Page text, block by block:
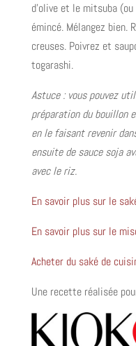
d’olive et le mitsuba
émincé. Mélangez bien.
creuses. Poivrez et
togarashi.
Astuce : vous pouvez
préparation du bouillon
en le faisant revenir
ensuite de sauce soja
avec le riz.
En savoir plus sur le
En savoir plus sur le
Acheter du saké de
Une recette réalisée